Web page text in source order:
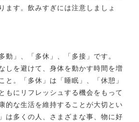
ます。飲みすぎには注意しましょ
動」、「多休」、「多接」です。
しを避けて、身体を動かす時間を増
と。「多休」は「睡眠」、「休憩」
もにリフレッシュする機会をもって
的な生活を維持することが大切とい
は多くの人、さまざまな事、物に好